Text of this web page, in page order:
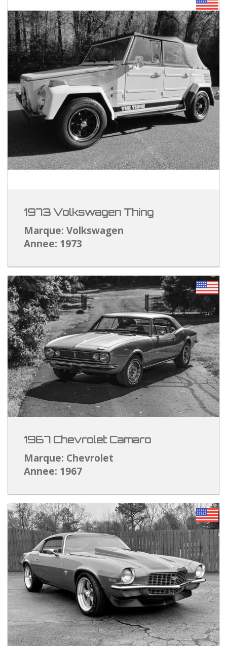
1973 Volkswagen Thing
Marque: Volkswagen
Annee: 1973
1967 Chevrolet Camaro
Marque: Chevrolet
Annee: 1967